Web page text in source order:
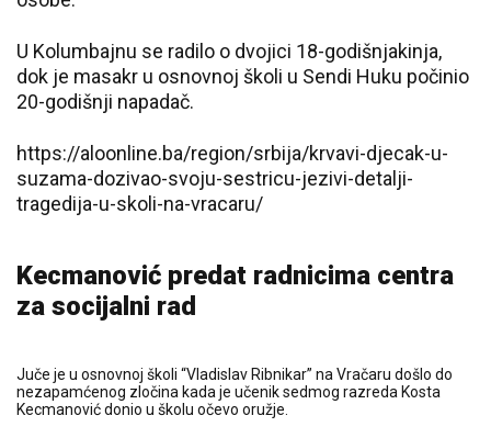
U Kolumbajnu se radilo o dvojici 18-godišnjakinja,
dok je masakr u osnovnoj školi u Sendi Huku počinio
20-godišnji napadač.
https://aloonline.ba/region/srbija/krvavi-djecak-u-
suzama-dozivao-svoju-sestricu-jezivi-detalji-
tragedija-u-skoli-na-vracaru/
Kecmanović predat radnicima centra
za socijalni rad
Juče je u osnovnoj školi “Vladislav Ribnikar” na Vračaru došlo do
nezapamćenog zločina kada je učenik sedmog razreda Kosta
Kecmanović donio u školu očevo oružje.